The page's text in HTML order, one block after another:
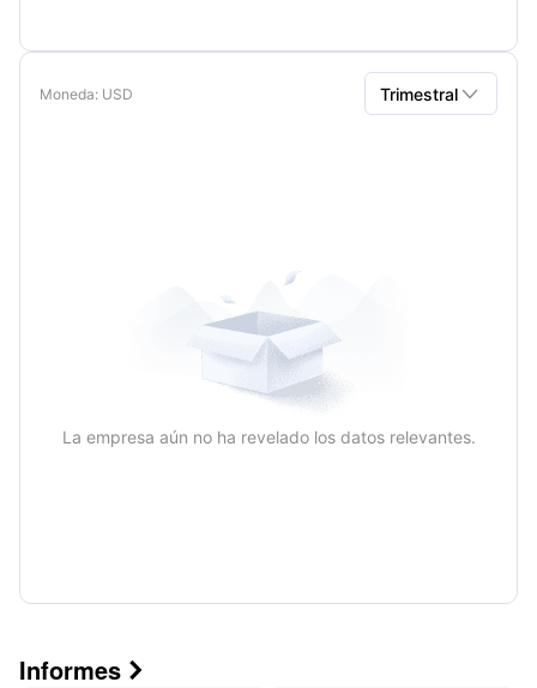
Moneda: USD Trimestral 
La empresa aún no ha revelado los datos relevantes.
Informes 